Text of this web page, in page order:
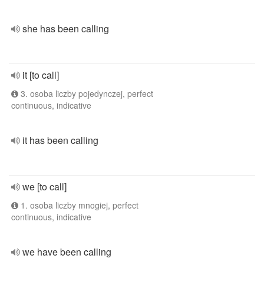
she has been calling
it [to call]
3. osoba liczby pojedynczej, perfect
continuous, indicative
it has been calling
we [to call]
1. osoba liczby mnogiej, perfect
continuous, indicative
we have been calling